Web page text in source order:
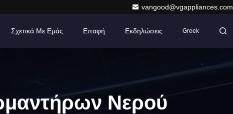
vangood@vgappliances.com
Σχετικά Με Εμάς Επαφή Εκδηλώσεις Greek
Νερού